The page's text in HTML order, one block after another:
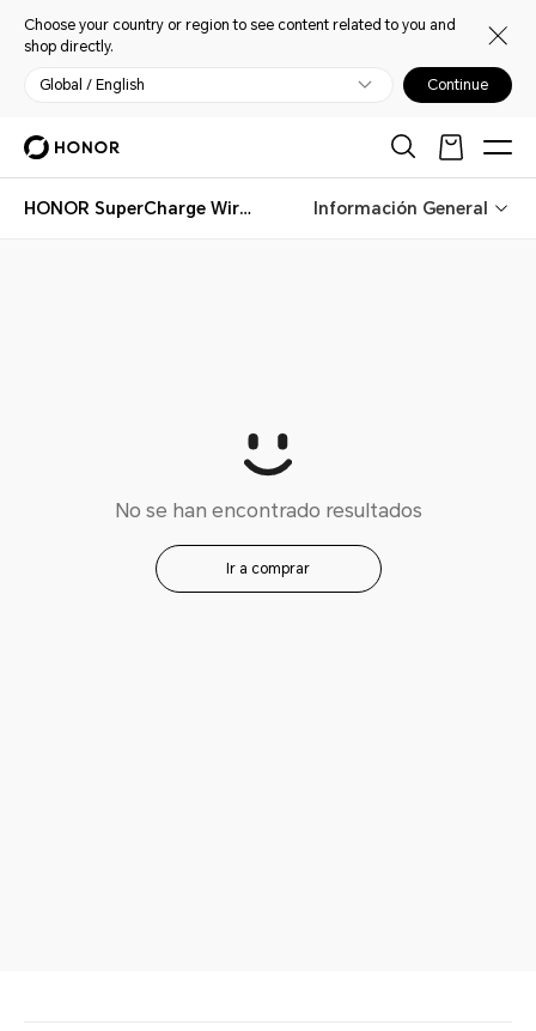
Choose your country or region to see content related to you and
shop directly.
Global / English Continue
HONOR SuperCharge Wireless Charger Stand Información General
No se han encontrado resultados
Ir a comprar